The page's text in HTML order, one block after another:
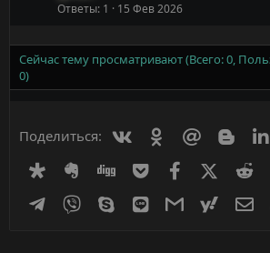
Ответы 1 15 Фев 2026
Сейчас тему просматривают (Всего: 0,
0)
Поделиться: ВконтактеОдноклассники
Mail.ru
DiasporaEvernoteDigg GetpocketFacebook
X
Telegram
Viber Skype Line Gmail